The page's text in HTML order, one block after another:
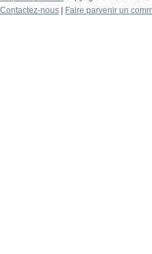
Contactez-nous
Faire parvenir un